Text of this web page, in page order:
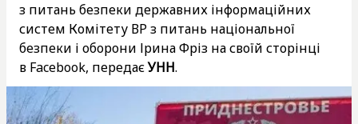
з питань безпеки державних інформаційних
систем Комітету ВР з питань національної
безпеки і оборони Ірина Фріз на своїй сторінці
в Facebook, передаєУНН.